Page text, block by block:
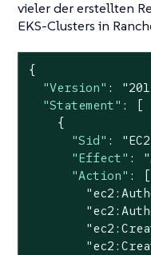
vieler der erstellten
EKS-Clusters in
{
"Version" :
"Statement" : [
    {
"Sid" :
"Effect" :
"Action" : [